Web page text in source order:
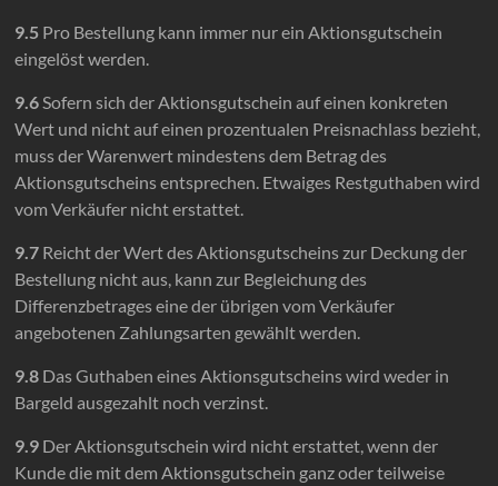
9.5 Pro Bestellung kann immer nur ein Aktionsgutschein
eingelöst werden.
9.6 Sofern sich der Aktionsgutschein auf einen konkreten
Wert und nicht auf einen prozentualen Preisnachlass bezieht,
muss der Warenwert mindestens dem Betrag des
Aktionsgutscheins entsprechen. Etwaiges Restguthaben wird
vom Verkäufer nicht erstattet.
9.7 Reicht der Wert des Aktionsgutscheins zur Deckung der
Bestellung nicht aus, kann zur Begleichung des
Differenzbetrages eine der übrigen vom Verkäufer
angebotenen Zahlungsarten gewählt werden.
9.8 Das Guthaben eines Aktionsgutscheins wird weder in
Bargeld ausgezahlt noch verzinst.
9.9 Der Aktionsgutschein wird nicht erstattet, wenn der
Kunde die mit dem Aktionsgutschein ganz oder teilweise